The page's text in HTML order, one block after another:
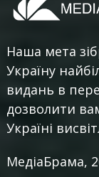
Наша мета
Україну
видань в
дозволити
Україні
МедіаБрама,